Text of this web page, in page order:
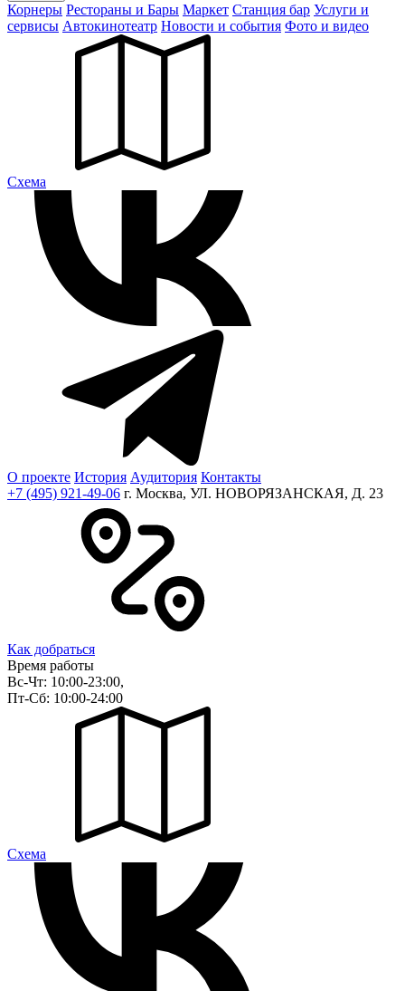
Корнеры Рестораны и Бары Маркет Станция бар Услуги и
сервисы Автокинотеатр Новости и события Фото и видео
Cхема
О проекте История Аудитория Контакты
+7 (495) 921-49-06 г. Москва, УЛ. НОВОРЯЗАНСКАЯ, Д. 23
Как добраться
Время работы
Вс-Чт: 10:00-23:00,
Пт-Сб: 10:00-24:00
Cхема